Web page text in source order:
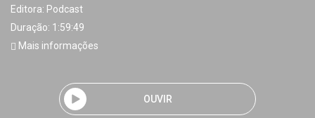
Editora: Podcast
Duração: 1:59:49
Mais informações
OUVIR